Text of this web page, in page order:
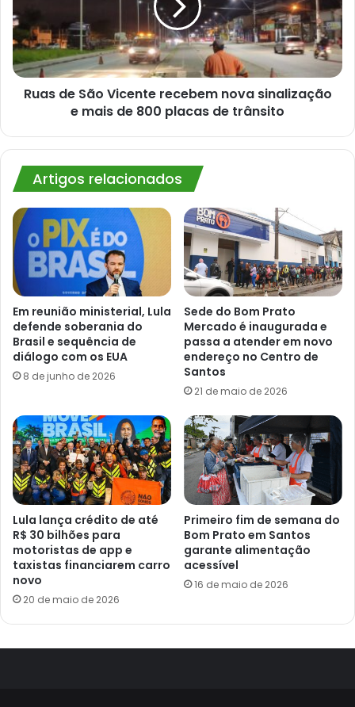
recebem
nova
sinalização
e
mais
de
de
Ruas de São Vicente recebem nova sinalização
e mais de 800 placas de trânsito
Artigos relacionados
Em reunião ministerial, Lula
defende soberania do
Brasil e sequência de
diálogo com os EUA
8 de junho de 2026
Sede do Bom Prato
Mercado é inaugurada e
passa a atender em novo
endereço no Centro de
Santos
21 de maio de 2026
Lula lança crédito de até
R$ 30 bilhões para
motoristas de app e
taxistas financiarem carro
novo
20 de maio de 2026
Primeiro fim de semana do
Bom Prato em Santos
garante alimentação
acessível
16 de maio de 2026